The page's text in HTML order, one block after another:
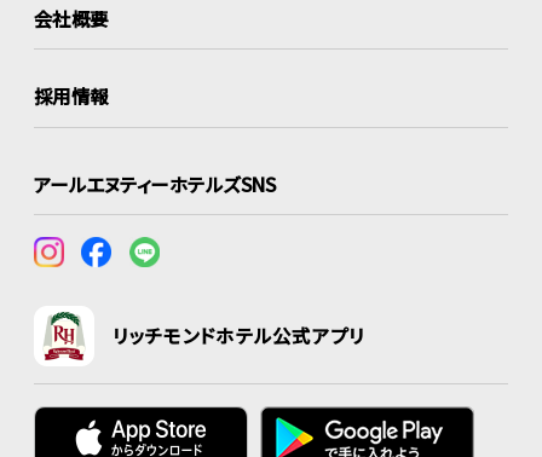
会社概要
採用情報
アールエヌティーホテルズSNS
リッチモンドホテル公式アプリ